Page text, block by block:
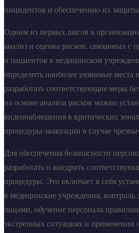
инцидентов и обеспечению их
Одним из первых шагов в
анализ и оценка рисков, связанных с
и пациентов в медицинском
определить наиболее уязвимые места
разработать соответствующие меры
на основе анализа рисков можно
видеонаблюдения в критических
процедуры эвакуации в случае
Для обеспечения безопасности
разработать и внедрить
процедуры. Это включает в себя
в медицинские учреждения, контроль
лицами, обучение персонала
экстренных ситуациях и применении